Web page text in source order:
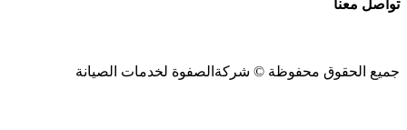
تواصل معنا
جميع الحقوق محفوظة © شركةالصفوة لخدمات الصيانة